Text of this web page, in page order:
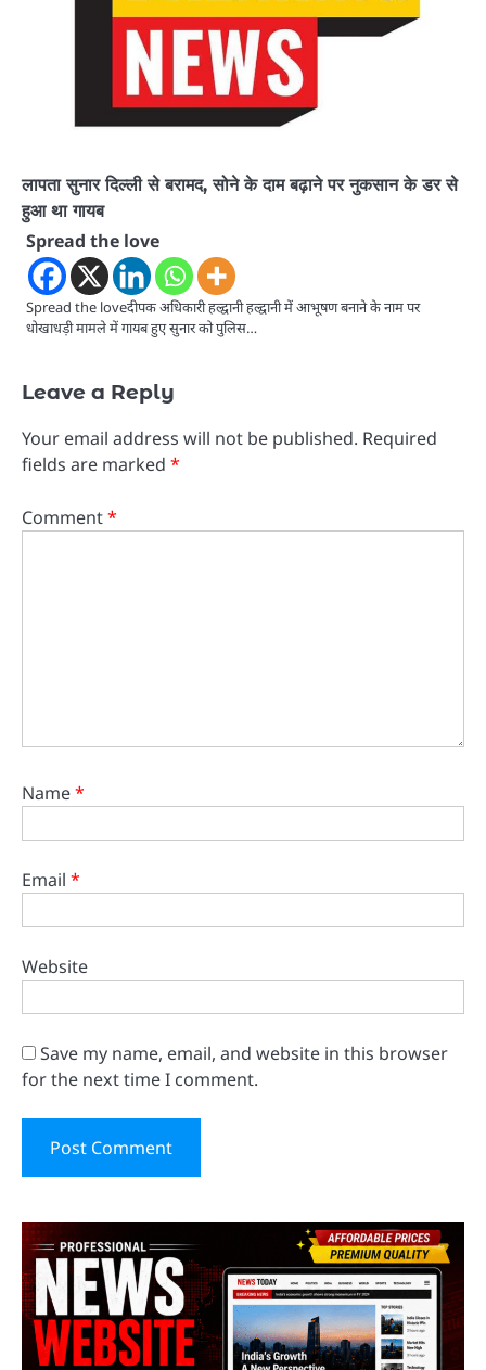
लापता सुनार दिल्ली से बरामद, सोने के दाम बढ़ाने पर नुकसान के डर से
हुआ था गायब
Spread the love
Spread the loveदीपक अधिकारी हल्द्वानी हल्द्वानी में आभूषण बनाने के नाम पर
धोखाधड़ी मामले में गायब हुए सुनार को पुलिस…
Leave a Reply
Your email address will not be published. Required
fields are marked *
Comment*
Name*
Email *
Website
Save my name, email, and website in this browser
for the next time I comment.